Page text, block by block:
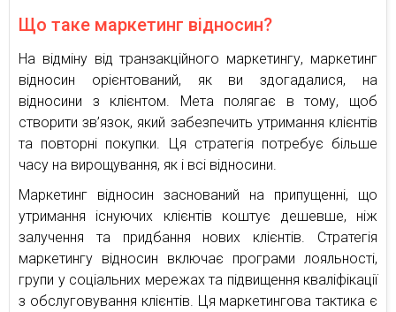
Що таке маркетинг відносин?
На відміну від транзакційного маркетингу, маркетинг
відносин орієнтований, як ви здогадалися, на
відносини з клієнтом. Мета полягає в тому, щоб
створити зв’язок, який забезпечить утримання клієнтів
та повторні покупки. Ця стратегія потребує більше
часу на вирощування, як і всі відносини.
Маркетинг відносин заснований на припущенні, що
утримання існуючих клієнтів коштує дешевше, ніж
залучення та придбання нових клієнтів. Стратегія
маркетингу відносин включає програми лояльності,
групи у соціальних мережах та підвищення кваліфікації
з обслуговування клієнтів. Ця маркетингова тактика є